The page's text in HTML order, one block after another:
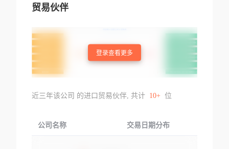
贸易伙伴
登录查看更多
近三年该公司 的进口贸易伙伴, 共计 10+ 位
公司名称 交易日期分布